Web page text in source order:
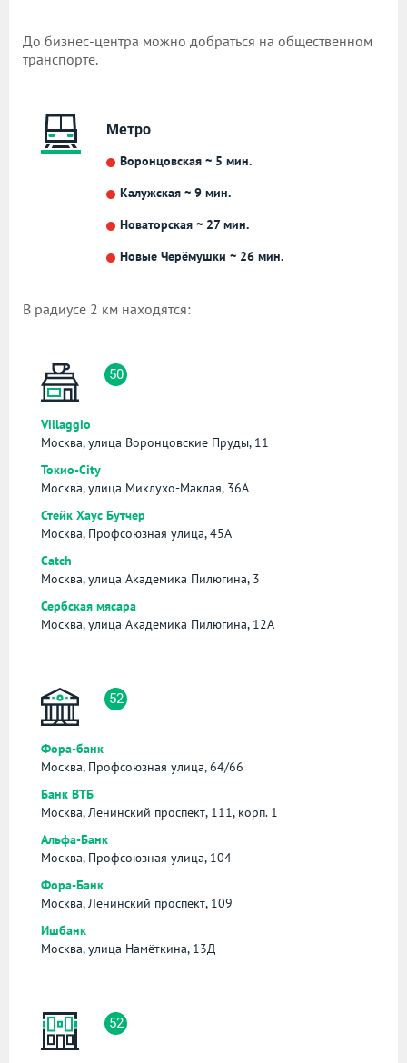
До бизнес-центра можно добраться на общественном
транспорте.
Метро
Воронцовская ~ 5 мин.
Калужская ~ 9 мин.
Новаторская ~ 27 мин.
Новые Черёмушки ~ 26 мин.
В радиусе 2 км находятся:
50
Villaggio
Москва, улица Воронцовские Пруды, 11
Токио-City
Москва, улица Миклухо-Маклая, 36А
Стейк Хаус Бутчер
Москва, Профсоюзная улица, 45А
Catch
Москва, улица Академика Пилюгина, 3
Сербская мясара
Москва, улица Академика Пилюгина, 12А
52
Фора-банк
Москва, Профсоюзная улица, 64/66
Банк ВТБ
Москва, Ленинский проспект, 111, корп. 1
Альфа-Банк
Москва, Профсоюзная улица, 104
Фора-Банк
Москва, Ленинский проспект, 109
Ишбанк
Москва, улица Намёткина, 13Д
52